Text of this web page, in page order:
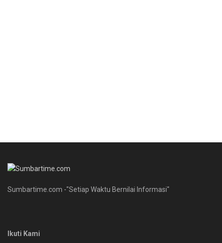
Sumbartime.com -"Setiap Waktu Bernilai Informasi"
Ikuti Kami